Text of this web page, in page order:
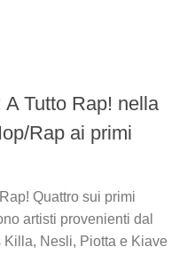
Tutto Rap! nella
Rap ai primi
Quattro sui primi
artisti provenienti dal
Killa, Nesli, Piotta e Kiave